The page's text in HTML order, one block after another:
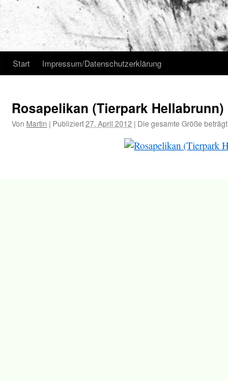
Springe
Inhalt
Start Impressum/Datenschutzerklärung
Rosapelikan (Tierpark Hellabrunn)
Von Martin | Publiziert27. April 2012 | Die gesamte Größe beträgt